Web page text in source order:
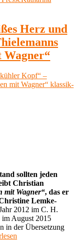
Herz und
Wagner“
sollten jeden
Christian
mit Wagner“, das er
Lemke-
2012 im C. H.
August 2015
in der Übersetzung